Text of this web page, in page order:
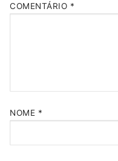
COMENTÁRIO *
NOME *